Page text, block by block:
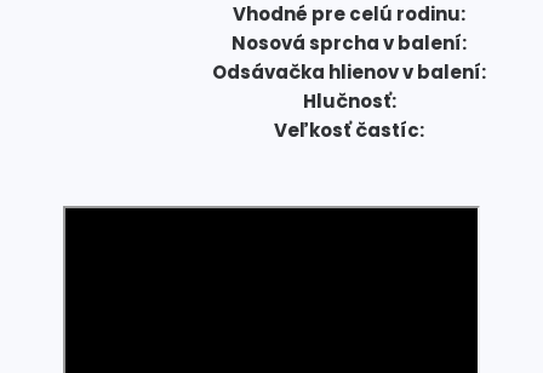
Vhodné pre celú rodinu:
Nosová sprcha v balení:
Odsávačka hlienov v balení:
Hlučnosť:
Veľkosť častíc: